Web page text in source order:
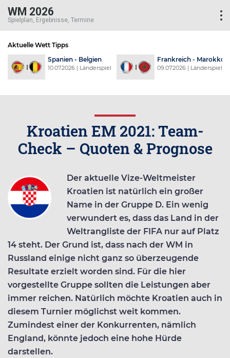
WM 2026
Spielplan, Ergebnisse, Termine
Aktuelle Wett Tipps
Spanien - Belgien
10.07.2026 | Länderspiel
Frankreich - Marokko
09.07.2026 | Länderspiel
Kroatien EM 2021: Team-
Check – Quoten & Prognose
Der aktuelle Vize-Weltmeister
Kroatien ist natürlich ein großer
Name in der Gruppe D. Ein wenig
verwundert es, dass das Land in der
Weltrangliste der FIFA nur auf Platz
14 steht. Der Grund ist, dass nach der WM in
Russland einige nicht ganz so überzeugende
Resultate erzielt worden sind. Für die hier
vorgestellte Gruppe sollten die Leistungen aber
immer reichen. Natürlich möchte Kroatien auch in
diesem Turnier möglichst weit kommen.
Zumindest einer der Konkurrenten, nämlich
England, könnte jedoch eine hohe Hürde
darstellen.